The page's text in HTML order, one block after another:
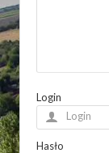
Login
Hasło